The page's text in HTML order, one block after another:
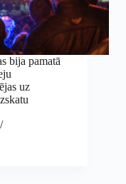
bija pamatā
uz